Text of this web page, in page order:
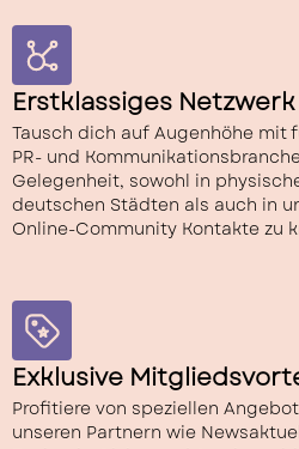
Erstklassiges Netzwerk
Tausch dich auf Augenhöhe mit
PR- und
Gelegenheit, sowohl in
deutschen Städten als auch in
Online-Community Kontakte zu
Exklusive
Profitiere von speziellen
unseren Partnern wie